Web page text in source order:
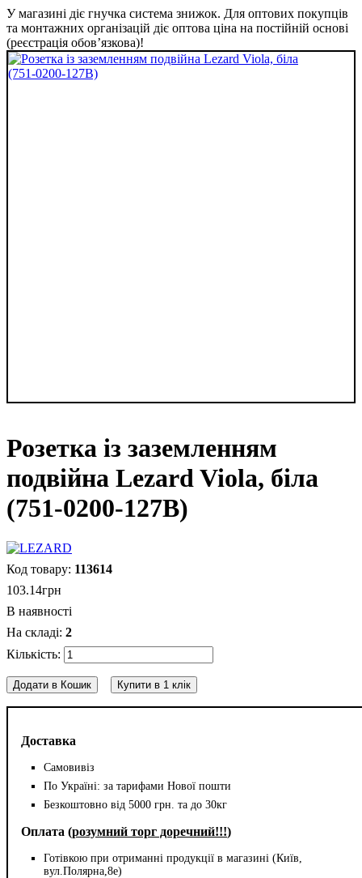
У магазині діє гнучка система знижок. Для оптових покупців
та монтажних організацій діє оптова ціна на постійній основі
(реєстрація обов’язкова)!
Розетка із заземленням
подвійна Lezard Viola, біла
(751-0200-127B)
Доставка
Самовивіз
По Україні: за тарифами Нової пошти
Безкоштовно від 5000 грн. та до 30кг
Оплата (розумний торг доречний!!!)
Готівкою при отриманні продукції в магазині (Київ,
вул.Полярна,8е)
113614
103.14грн
В наявності
2
Додати в Кошик Купити в 1 клік